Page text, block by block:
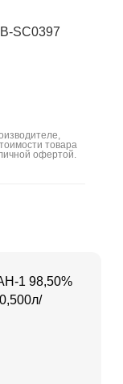
SC0397
товара
офертой.
1 98,50%